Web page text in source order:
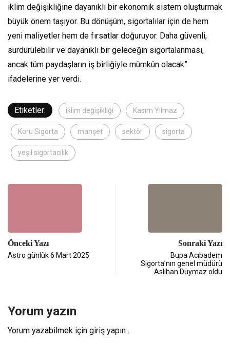
iklim değişikliğine dayanıklı bir ekonomik sistem oluşturmak
büyük önem taşıyor. Bu dönüşüm, sigortalılar için de hem
yeni maliyetler hem de fırsatlar doğuruyor. Daha güvenli,
sürdürülebilir ve dayanıklı bir geleceğin sigortalanması,
ancak tüm paydaşların iş birliğiyle mümkün olacak”
ifadelerine yer verdi.
Etiketler: iklim değişikliği Kasım Yılmaz
Koru Sigorta manşet sektör sigorta
yeşil sigortacılık
Önceki Yazı
Astro günlük 6 Mart 2025
Sonraki Yazı
Bupa Acıbadem
Sigorta’nın genel müdürü
Aslıhan Duymaz oldu
Yorum yazın
Yorum yazabilmek için giriş yapın .